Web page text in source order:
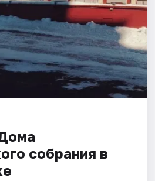
собрания в